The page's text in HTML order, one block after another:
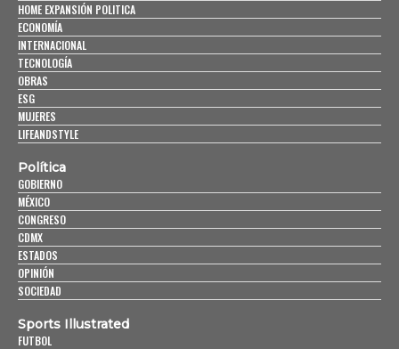
HOME EXPANSIÓN POLITICA
ECONOMÍA
INTERNACIONAL
TECNOLOGÍA
OBRAS
ESG
MUJERES
LIFEANDSTYLE
Política
GOBIERNO
MÉXICO
CONGRESO
CDMX
ESTADOS
OPINIÓN
SOCIEDAD
Sports Illustrated
FUTBOL